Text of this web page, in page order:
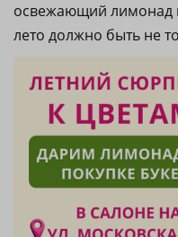
освежающий лимонад
лето должно быть не